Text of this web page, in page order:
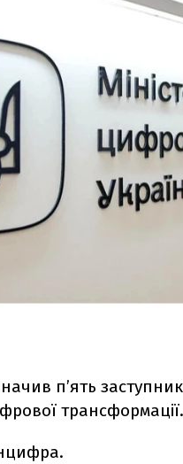
пʼять
трансформації.